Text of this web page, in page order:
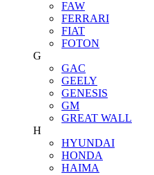
FAW
FERRARI
FIAT
FOTON
G
GAC
GEELY
GENESIS
GM
GREAT WALL
H
HYUNDAI
HONDA
HAIMA